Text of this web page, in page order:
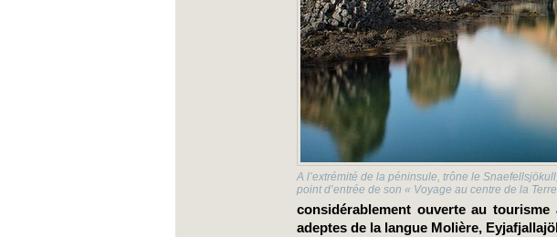
A l’extrémité de la péninsule, trône le
point d’entrée de son « Voyage au centre de la
considérablement ouverte au
adeptes de la langue Molière,